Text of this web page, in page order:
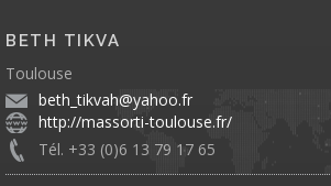
BETH TIKVA
Toulouse
beth_tikvah@yahoo.fr
http://massorti-toulouse.fr/
Tél. +33 (0)6 13 79 17 65